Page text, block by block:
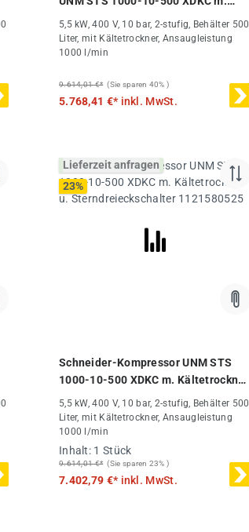
Kältetrockner u.
Sterndreieckschalter 1121580525 -
SN ITR2080183
5,5 kW, 400 V, 10 bar, 2-stufig, Behälter 500
Liter, mit Kältetrockner, Ansaugleistung
1000 l/min
9.614,01 €* (Sie sparen 40% )
5.768,41 €* inkl. MwSt.
Lieferzeit anfragen
23%
Schneider-Kompressor UNM STS
1000-10-500 XDKC m. Kältetrockner
u. Sterndreieckschalter 1121580525
5,5 kW, 400 V, 10 bar, 2-stufig, Behälter 500
Liter, mit Kältetrockner, Ansaugleistung
1000 l/min
Inhalt: 1 Stück
9.614,01 €* (Sie sparen 23% )
7.402,79 €* inkl. MwSt.